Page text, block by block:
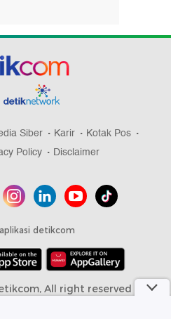
Siber Karir
Kotak Pos
Policy Disclaimer
detikcom
All right reserved